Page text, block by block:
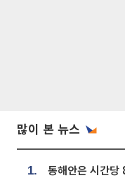
많이 본 뉴스
1.